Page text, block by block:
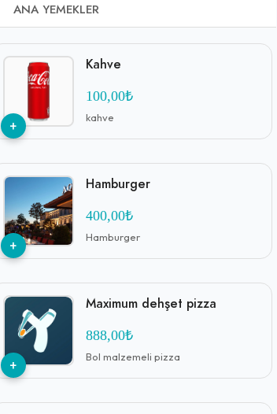
ANA YEMEKLER
+
Kahve
100,00₺
kahve
+
Hamburger
400,00₺
Hamburger
+
Maximum dehşet pizza
888,00₺
Bol malzemeli pizza